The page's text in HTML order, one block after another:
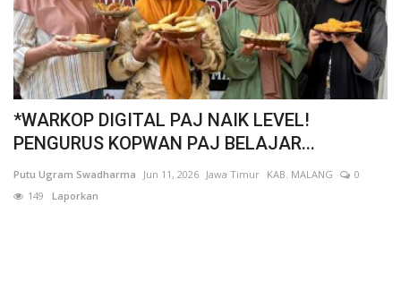
*WARKOP DIGITAL PAJ NAIK LEVEL!
PENGURUS KOPWAN PAJ BELAJAR...
Putu Ugram Swadharma Jun 11, 2026 Jawa Timur KAB. MALANG
0
149 Laporkan